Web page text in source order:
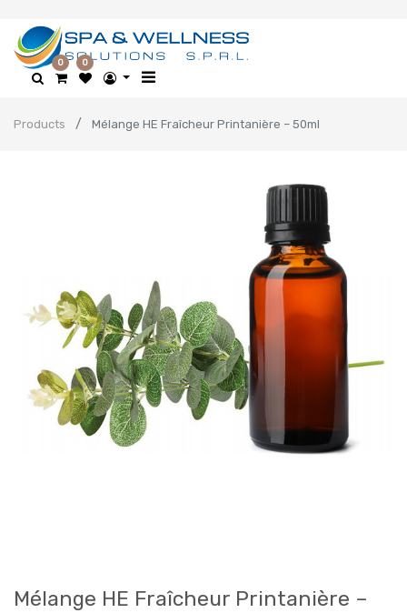
0 0
Products Mélange HE Fraîcheur Printanière – 50ml
Mélange HE Fraîcheur Printanière –